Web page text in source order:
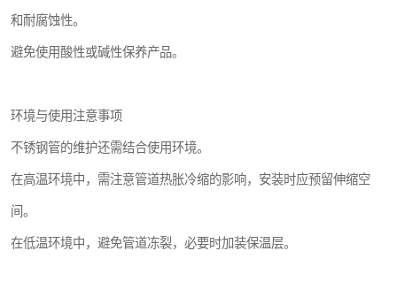
和耐腐蚀性。
避免使用酸性或碱性保养产品。
环境与使用注意事项
不锈钢管的维护还需结合使用环境。
在高温环境中，需注意管道热胀冷缩的影响，安装时应预留伸缩空
间。
在低温环境中，避免管道冻裂，必要时加装保温层。